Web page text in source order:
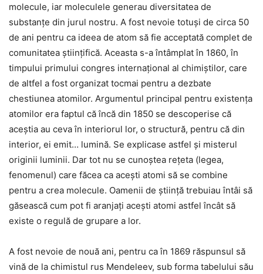
molecule, iar moleculele generau diversitatea de
substanţe din jurul nostru. A fost nevoie totuşi de circa 50
de ani pentru ca ideea de atom să fie acceptată complet de
comunitatea ştiinţifică. Aceasta s-a întâmplat în 1860, în
timpului primului congres internaţional al chimiştilor, care
de altfel a fost organizat tocmai pentru a dezbate
chestiunea atomilor. Argumentul principal pentru existenţa
atomilor era faptul că încă din 1850 se descoperise că
aceștia au ceva în interiorul lor, o structură, pentru că din
interior, ei emit… lumină. Se explicase astfel şi misterul
originii luminii. Dar tot nu se cunoştea reţeta (legea,
fenomenul) care făcea ca aceşti atomi să se combine
pentru a crea molecule. Oamenii de ştiinţă trebuiau întâi să
găsească cum pot fi aranjaţi aceşti atomi astfel încât să
existe o regulă de grupare a lor.
A fost nevoie de nouă ani, pentru ca în 1869 răspunsul să
vină de la chimistul rus Mendeleev, sub forma tabelului său